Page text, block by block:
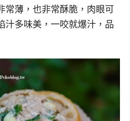
常薄，也非常酥脆，肉眼可
汁多味美，一咬就爆汁，品